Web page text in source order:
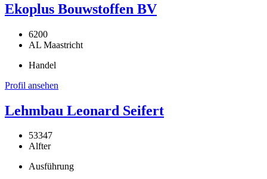
Ekoplus Bouwstoffen BV
6200
AL Maastricht
Handel
Profil ansehen
Lehmbau Leonard Seifert
53347
Alfter
Ausführung